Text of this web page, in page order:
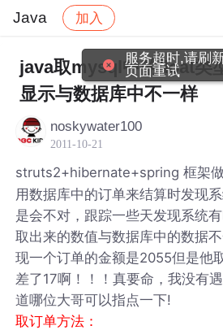
Java 加入
社区 Java 帖子详情
java取mysql中的float类
显示与数据库中不一样
noskywater100
2011-10-21
struts2+hibernate+spring 框架
用数据库中的订单来结算时发现
是会不对，跟踪一些天发现系统
取出来的数值与数据库中的数据
现一个订单的金额是2055但是他
差了17啊！！！真要命，我没有
道哪位大哥可以指点一下!
取订单方法：
服务超时,请刷
页面重试